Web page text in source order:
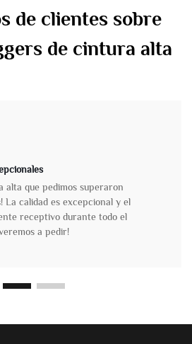
de clientes sobre
de cintura alta
alta que pedimos superaron
La calidad es excepcional y el
receptivo durante todo el
a pedir!